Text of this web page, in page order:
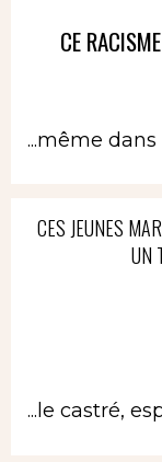
CE
...même
CES JEUNES
UN
...le castré,